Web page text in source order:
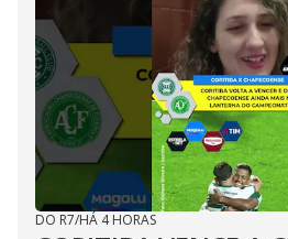
DO R7/HÁ 4 HORAS